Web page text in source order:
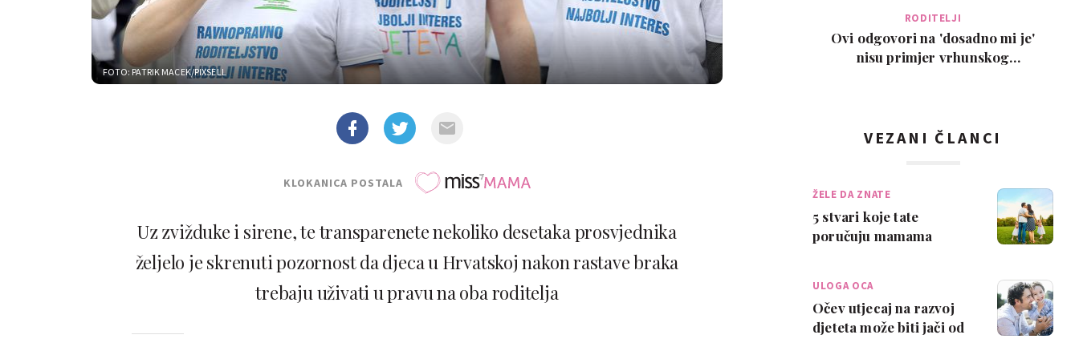
FOTO: PATRIK MACEK/PIXSELL
KLOKANICA POSTALA
Uz zvižduke i sirene, te transparenete nekoliko desetaka prosvjednika
željelo je skrenuti pozornost da djeca u Hrvatskoj nakon rastave braka
trebaju uživati u pravu na oba roditelja
RODITELJI
Ovi odgovori na 'dosadno mi je'
nisu primjer vrhunskog
VEZANI ČLANCI
ŽELE DA ZNATE
5 stvari koje tate
poručuju mamama
ULOGA OCA
Očev utjecaj na razvoj
djeteta može biti jači od